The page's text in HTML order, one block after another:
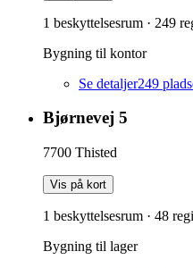
1 beskyttelsesrum · 249
Bygning til kontor
Se detaljer249
Bjørnevej 5
7700 Thisted
Vis på kort
1 beskyttelsesrum · 48
Bygning til lager